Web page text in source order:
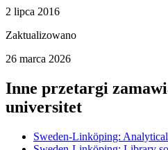
2 lipca 2016
Zaktualizowano
26 marca 2026
Inne przetargi
universitet
Sweden-Linköping: